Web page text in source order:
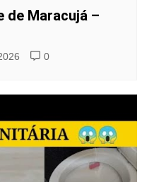
de Maracujá –
0